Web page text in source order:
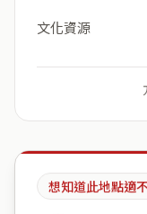
文化資源
想知道此地點適